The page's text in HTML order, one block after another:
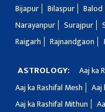
Bijapur
Bilaspur Balod
Narayanpur
Surajpur
Raigarh
Rajnandgaon
ASTROLOGY: Aaj ka
Aaj ka Rashifal Mesh
Aaj
Aaj ka Rashifal Mithun